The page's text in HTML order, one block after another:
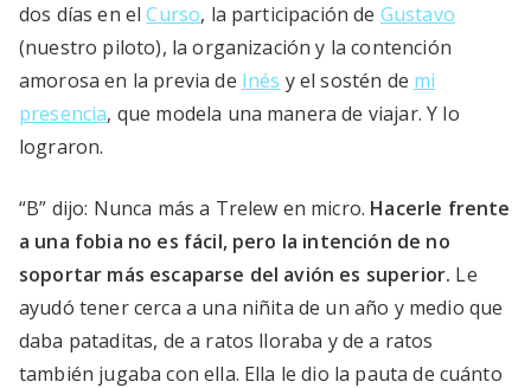
dos días en elCurso, la participación de Gustavo
(nuestro piloto), la organización y la contención
amorosa en la previa de Inés y el sostén de mi
presencia, que modela una manera de viajar. Y lo
lograron.
“B” dijo: Nunca más a Trelew en micro. Hacerle frente
a una fobia no es fácil, pero la intención de no
soportar más escaparse del avión es superior. Le
ayudó tener cerca a una niñita de un año y medio que
daba pataditas, de a ratos lloraba y de a ratos
también jugaba con ella. Ella le dio la pauta de cuánto